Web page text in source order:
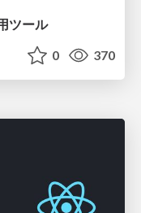
ツール
0 370